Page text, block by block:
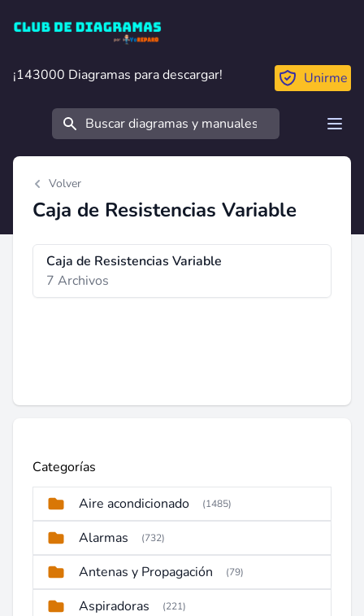
Club de Diagramas
¡143000 Diagramas para descargar!
¡143000 Diagramas para descargar! Unirme
Buscar
Volver
Caja de Resistencias Variable
Caja de Resistencias Variable
7 Archivos
Categorías
Aire acondicionado (1485)
Alarmas (732)
Antenas y Propagación (79)
Aspiradoras (221)